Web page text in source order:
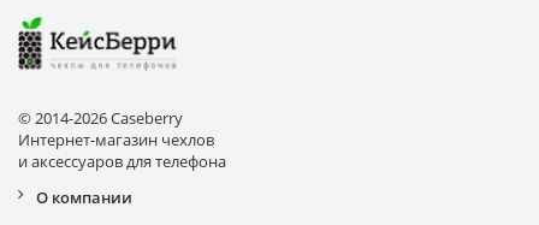
© 2014-2026 Caseberry
Интернет-магазин чехлов
и аксессуаров для телефона
О компании